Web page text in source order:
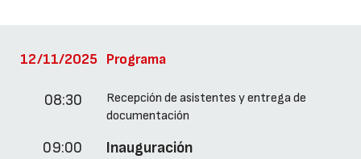
12/11/2025 Programa
08:30
Recepción de asistentes y entrega de
documentación
09:00 Inauguración